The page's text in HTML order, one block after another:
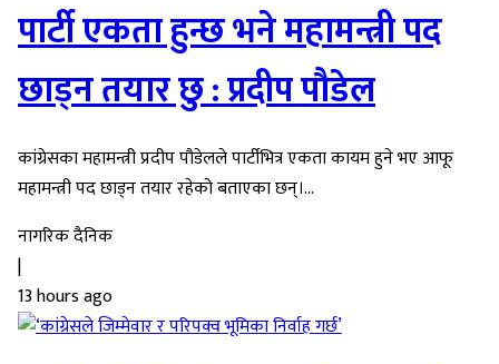
पार्टी एकता हुन्छ भने महामन्त्री पद
छाड्न तयार छु : प्रदीप पौडेल
कांग्रेसका महामन्त्री प्रदीप पौडेलले पार्टीभित्र एकता कायम हुने भए आफू
महामन्त्री पद छाड्न तयार रहेको बताएका छन्।...
नागरिक दैनिक
|
13 hours ago